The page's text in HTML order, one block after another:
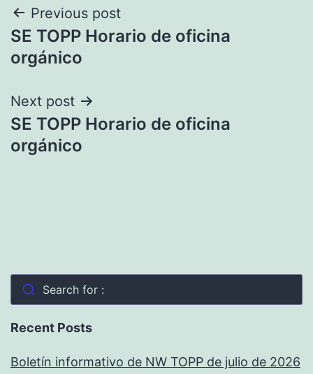
Navegación
de
Previous post
SE TOPP Horario de oficina
orgánico
Next post
SE TOPP Horario de oficina
orgánico
Search for :
Recent Posts
Boletín informativo de NW TOPP de julio de 2026